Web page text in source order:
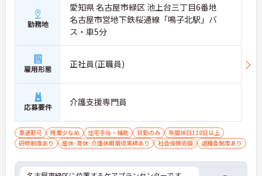
勤務地
愛知県 名古屋市緑区 池上台三丁目6番地
名古屋市営地下鉄桜通線「鳴子北駅」バ
ス・車5分
雇用形態 正社員(正職員)
応募要件 介護支援専門員
車通勤可 残業少なめ 住宅手当・補助 日勤のみ
年間休日110日以上
研修制度あり
産休･育休･介護休暇取得実績あり 社会保険完備 退職金制度あり